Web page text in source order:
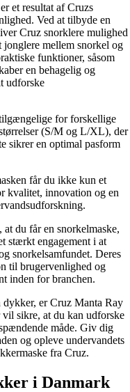
et resultat af Cruzs
Ved at tilbyde en
Cruz snorklere mulighed
mellem snorkel og
funktioner, såsom
en behagelig og
udforske
for forskellige
(S/M og L/XL), der
sikrer en optimal pasform
får du ikke kun et
kvalitet, innovation og en
du får en snorkelmaske,
stærkt engagement i at
snorkelsamfundet. Deres
til brugervenlighed og
inden for branchen.
dykker, er Cruz Manta Ray
sikre, at du kan udforske
måde. Giv dig
og opleve undervandets
fra Cruz.
i Danmark